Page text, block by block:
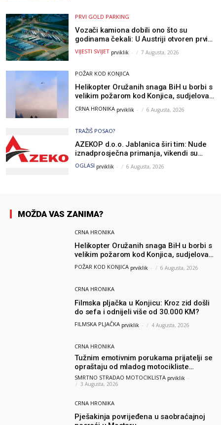
PRVI GOLD PARKING
Vozači kamiona dobili ono što su
godinama čekali: U Austriji otvoren prvi
GOLD sigurni parking
VIJESTI SVIJET prviklik - 7 Augusta, 2026
POŽAR KOD KONJICA
Helikopter Oružanih snaga BiH u borbi s
velikim požarom kod Konjica, sudjelovao
i Air Tractor
CRNA HRONIKA prviklik - 6 Augusta, 2026
TRAŽIŠ POSAO?
AZEKOP d.o.o. Jablanica širi tim: Nude
iznadprosječna primanja, vikendi su
slobodni, traži se više radnika
OGLASI prviklik - 6 Augusta, 2026
MOŽDA VAS ZANIMA?
CRNA HRONIKA
Helikopter Oružanih snaga BiH u borbi s
velikim požarom kod Konjica, sudjelovao
i Air Tractor
POŽAR KOD KONJICA prviklik - 6 Augusta, 2026
CRNA HRONIKA
Filmska pljačka u Konjicu: Kroz zid došli
do sefa i odnijeli više od 30.000 KM?
FILMSKA PLJAČKA prviklik - 4 Augusta, 2026
CRNA HRONIKA
Tužnim emotivnim porukama prijatelji se
opraštaju od mladog motocikliste
Husnije Porča
SMRTNO STRADAO MOTOCIKLISTA prviklik -
3 Augusta, 2026
CRNA HRONIKA
Pješakinja povrijeđena u saobraćajnoj